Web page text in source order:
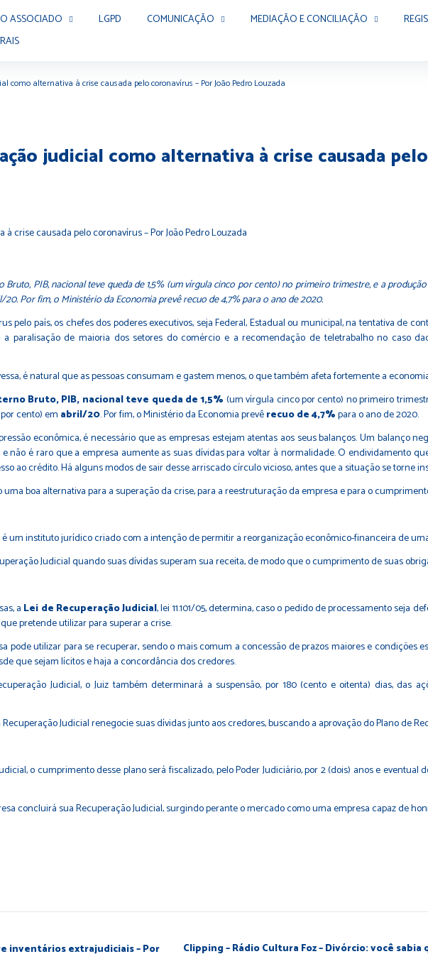
ASSOCIADO LGPD COMUNICAÇÃO MEDIAÇÃO E CONCILIAÇÃO
como alternativa à crise causada pelo coronavírus – Por João Pedro Louzada
judicial como alternativa à crise causada
PIB, nacional teve queda de 1,5% (um vírgula cinco por cento) no primeiro trimestre, e a
Por fim, o Ministério da Economia prevê recuo de 4,7% para o ano de 2020.
pelo país, os chefes dos poderes executivos, seja Federal, Estadual ou municipal, na tentativa de
paralisação de maioria dos setores do comércio e a recomendação de teletrabalho no caso
é natural que as pessoas consumam e gastem menos, o que também afeta fortemente a
Bruto, PIB, nacional teve queda de 1,5% (um vírgula cinco por cento) no primeiro
cento) em abril/20. Por fim, o Ministério da Economia prevêrecuo de 4,7%para o ano de 2020.
econômica, é necessário que as empresas estejam atentas aos seus balanços. Um balanço
não é raro que a empresa aumente as suas dívidas para voltar à normalidade. O endividamento
ao crédito. Há alguns modos de sair desse arriscado círculo vicioso, antes que a situação se torne
boa alternativa para a superação da crise, para a reestruturação da empresa e para o
é um instituto jurídico criado com a intenção de permitir a reorganização econômico-financeira de
Judicial quando suas dívidas superam sua receita, de modo que o cumprimento de suas
a Lei de Recuperação Judicial, lei 11.101/05, determina, caso o pedido de processamento seja
pretende utilizar para superar a crise.
pode utilizar para se recuperar, sendo o mais comum a concessão de prazos maiores e condições
que sejam lícitos e haja a concordância dos credores.
Judicial, o Juiz também determinará a suspensão, por 180 (cento e oitenta) dias, das
Judicial renegocie suas dívidas junto aos credores, buscando a aprovação do Plano de
o cumprimento desse plano será fiscalizado, pelo Poder Judiciário, por 2 (dois) anos e
concluirá sua Recuperação Judicial, surgindo perante o mercado como uma empresa capaz de
inventários extrajudiciais – Por Clipping – Rádio Cultura Foz – Divórcio: você